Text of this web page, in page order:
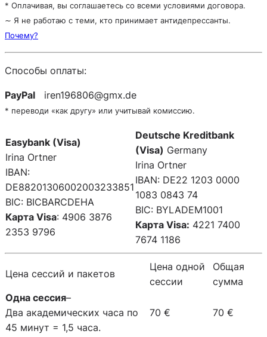
* Оплачивая, вы соглашаетесь со всеми условиями договора.
∼ Я не работаю с теми, кто принимает антидепрессанты.
Почему?
Способы оплаты:
PayPal iren196806@gmx.de
* переводи «как другу» или учитывай комиссию.
Easybank (Visa)
Irina Ortner
IBAN:
DE88201306002003233851
BIC: BICBARCDEHA
Карта Visa: 4906 3876
2353 9796
Deutsche Kreditbank
(Visa) Germany
Irina Ortner
IBAN: DE22 1203 0000
1083 0843 74
BIC: BYLADEM1001
Карта Visa: 4221 7400
7674 1186
Цена сессий и пакетов
Цена одной
сессии
Общая
сумма
Одна сессия–
Два академических часа по
45 минут = 1,5 часа.
70 € 70 €